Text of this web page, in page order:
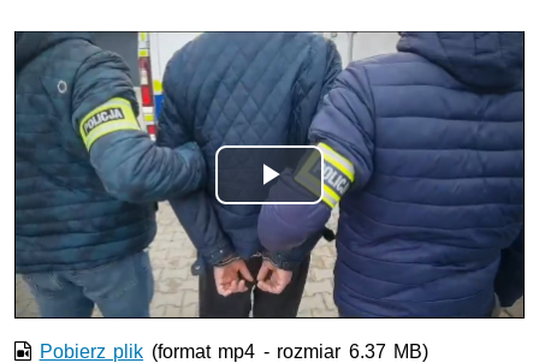
Odtwórz
wideo
Pobierz plik (format mp4 - rozmiar 6.37 MB)